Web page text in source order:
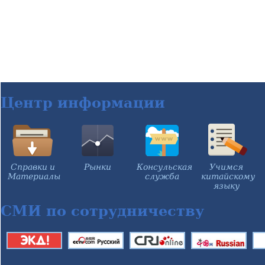
Центр информации
Справки и
Материалы
Рынки
Консульская
служба
Учимся
китайскому
языку
СМИ по сотрудничеству